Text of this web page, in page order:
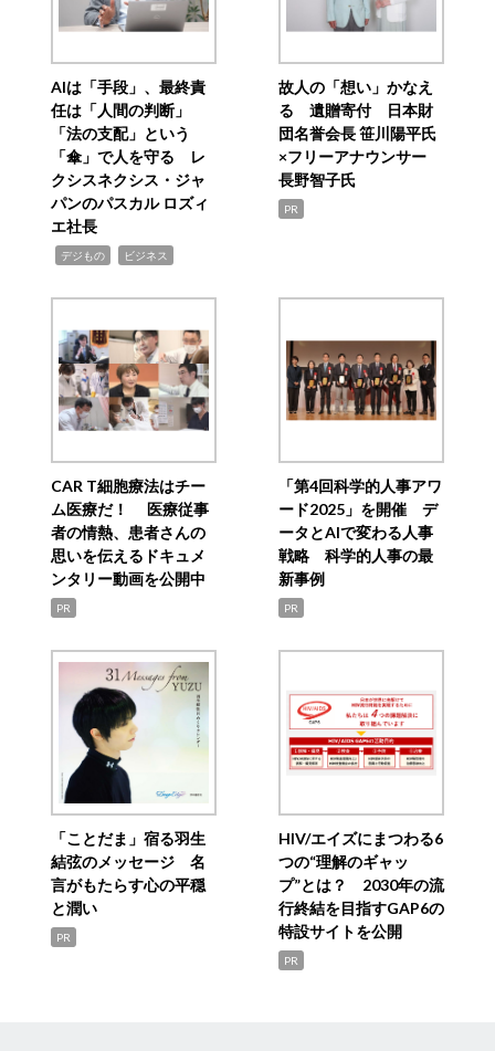
AIは「手段」、最終責
任は「人間の判断」
「法の支配」という
「傘」で人を守る レ
クシスネクシス・ジャ
パンのパスカル ロズィ
エ社長
デジもの ビジネス
故人の「想い」かなえ
る 遺贈寄付 日本財
団名誉会長 笹川陽平氏
×フリーアナウンサー
長野智子氏
PR
CAR T細胞療法はチー
ム医療だ！ 医療従事
者の情熱、患者さんの
思いを伝えるドキュメ
ンタリー動画を公開中
PR
「第4回科学的人事アワ
ード2025」を開催 デ
ータとAIで変わる人事
戦略 科学的人事の最
新事例
PR
「ことだま」宿る羽生
結弦のメッセージ 名
言がもたらす心の平穏
と潤い
PR
HIV/エイズにまつわる6
つの“理解のギャッ
プ”とは？ 2030年の流
行終結を目指すGAP6の
特設サイトを公開
PR